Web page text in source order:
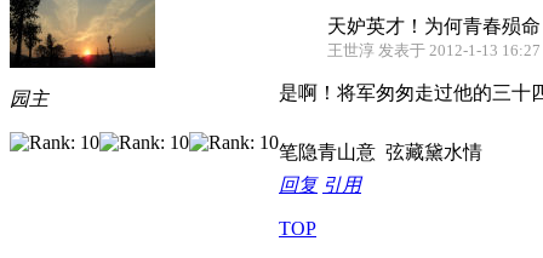
园主
天妒英才！为何青春殒
王世淳 发表于 2012-1-13 16:27
是啊！将军匆匆走过他的三十
笔隐青山意 弦藏黛水情
回复 引用
TOP